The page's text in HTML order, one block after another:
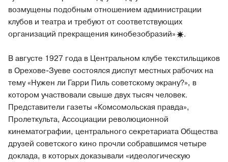
возмущены подобным отношением администрации
клубов и театра и требуют от соответствующих
организаций прекращения кинобезобразий» .
В августе 1927 года в Центральном клубе текстильщиков
в Орехове-Зуеве состоялся диспут местных рабочих на
тему «Нужен ли Гарри Пиль советскому экрану?», в
котором участвовали свыше двух тысяч человек.
Представители газеты «Комсомольская правда»,
Пролеткульта, Ассоциации революционной
кинематографии, центрального секретариата Общества
друзей советского кино прочли собравшимся четыре
доклада, в которых доказывали «идеологическую